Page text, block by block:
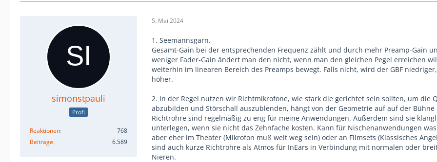
simonstpauli
Profi
Reaktionen
768
Beiträge
6.589
5. Mai 2024
1. Seemannsgarn.
Gesamt-Gain bei der entsprechenden Frequenz zählt und durch mehr Preamp-Gain
weniger Fader-Gain ändert man den nicht, wenn man den gleichen Pegel erreichen
weiterhin im linearen Bereich des Preamps bewegt. Falls nicht, wird der GBF
höher.
2. In der Regel nutzen wir Richtmikrofone, wie stark die gerichtet sein sollten, um die
abzubilden und Störschall auszublenden, hängt von der Geometrie auf auf der Bühne
Richtrohre sind regelmäßig zu eng für meine Anwendungen. Außerdem sind sie
unterlegen, wenn sie nicht das Zehnfache kosten. Kann für Nischenanwendungen
aber eher im Theater (Mikrofon muß weit weg sein) oder an Filmsets (Klassisches
sind auch kurze Richtrohre als Atmos für InEars in Verbindung mit normalen oder
Nieren.